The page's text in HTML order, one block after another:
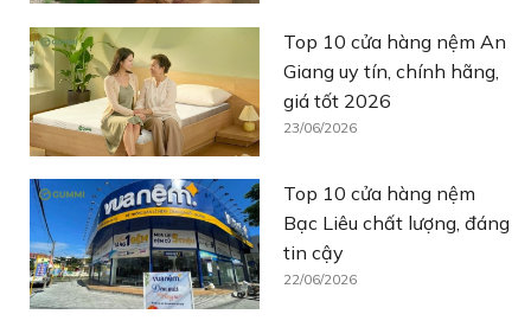
Top 10 cửa hàng nệm An
Giang uy tín, chính hãng,
giá tốt 2026
23/06/2026
Top 10 cửa hàng nệm
Bạc Liêu chất lượng, đáng
tin cậy
22/06/2026